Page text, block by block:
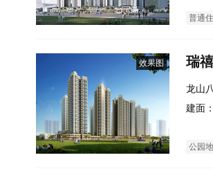
普通
效果图 瑞
龙山
建面
公园